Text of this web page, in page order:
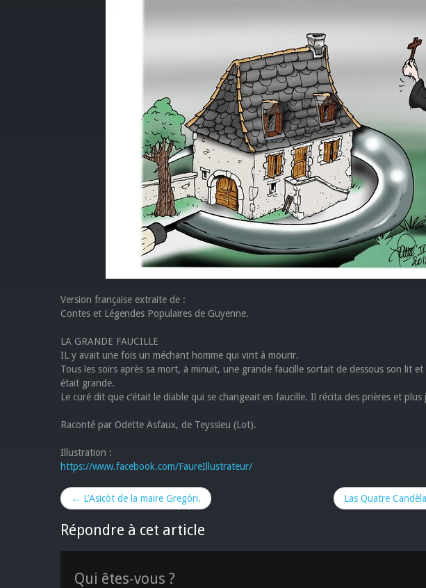
Version française extraite de :
Contes et Légendes Populaires de Guyenne.
LA GRANDE FAUCILLE
IL y avait une fois un méchant homme qui vint à mourir.
Tous les soirs après sa mort, ‪à minuit‬, une grande faucille sortait de dessous son lit
était grande.
Le curé dit que c’était le diable qui se changeait en faucille. Il récita des prières et plus
Raconté par Odette Asfaux, de Teyssieu (Lot).
Illustration :
https://www.facebook.com/FaureIllustrateur/
← L’Asicòt de la maire Gregòri. Las Quatre
Répondre à cet article
Qui êtes-vous ?